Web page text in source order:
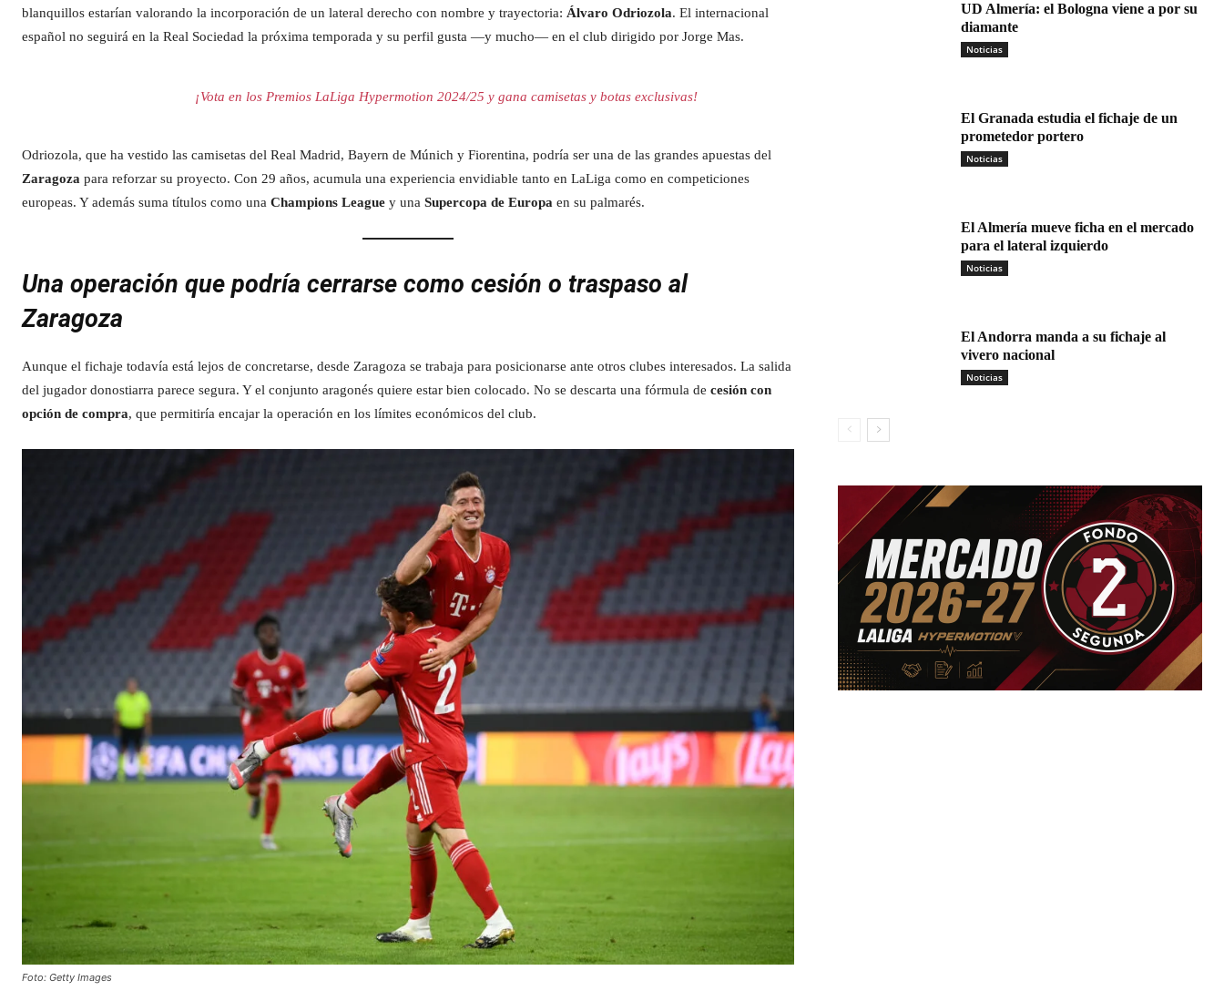
blanquillos estarían valorando la incorporación de un lateral derecho con nombre y trayectoria: Álvaro Odriozola. El internacional
español no seguirá en la Real Sociedad la próxima temporada y su perfil gusta —y mucho— en el club dirigido por Jorge Mas.
¡Vota en los Premios LaLiga Hypermotion 2024/25 y gana camisetas y botas exclusivas!
Odriozola, que ha vestido las camisetas del Real Madrid, Bayern de Múnich y Fiorentina, podría ser una de las grandes apuestas del
Zaragoza para reforzar su proyecto. Con 29 años, acumula una experiencia envidiable tanto en LaLiga como en competiciones
europeas. Y además suma títulos como una Champions League y una Supercopa de Europa en su palmarés.
Una operación que podría cerrarse como cesión o traspaso al
Zaragoza
Aunque el fichaje todavía está lejos de concretarse, desde Zaragoza se trabaja para posicionarse ante otros clubes interesados. La salida
del jugador donostiarra parece segura. Y el conjunto aragonés quiere estar bien colocado. No se descarta una fórmula de cesión con
opción de compra, que permitiría encajar la operación en los límites económicos del club.
Foto: Getty Images
UD Almería: el Bologna viene a por su
diamante
Noticias
El Granada estudia el fichaje de un
prometedor portero
Noticias
El Almería mueve ficha en el mercado
para el lateral izquierdo
Noticias
El Andorra manda a su fichaje al
vivero nacional
Noticias